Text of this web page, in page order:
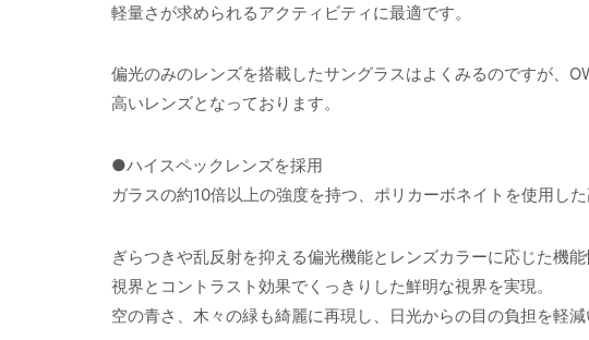
軽量さが求められるアクティビティに最適です。
偏光のみのレンズを搭載したサングラスはよくみるのですが、
高いレンズとなっております。
●ハイスペックレンズを採用
ガラスの約10倍以上の強度を持つ、ポリカーボネイトを使用した
ぎらつきや乱反射を抑える偏光機能とレンズカラーに応じた機
視界とコントラスト効果でくっきりした鮮明な視界を実現。
空の青さ、木々の緑も綺麗に再現し、日光からの目の負担を軽減